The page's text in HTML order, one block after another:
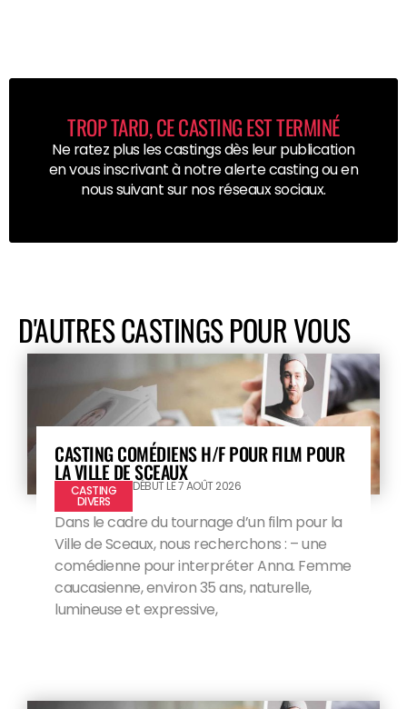
TROP TARD, CE CASTING EST TERMINÉ
Ne ratez plus les castings dès leur publication
en vous inscrivant à notre alerte casting ou en
nous suivant sur nos réseaux sociaux.
D'AUTRES CASTINGS POUR VOUS
CASTING COMÉDIENS H/F POUR FILM POUR
LA VILLE DE SCEAUX
CASTING
DIVERS
DÉBUT LE 7 AOÛT 2026
Dans le cadre du tournage d’un film pour la
Ville de Sceaux, nous recherchons : – une
comédienne pour interpréter Anna. Femme
caucasienne, environ 35 ans, naturelle,
lumineuse et expressive,